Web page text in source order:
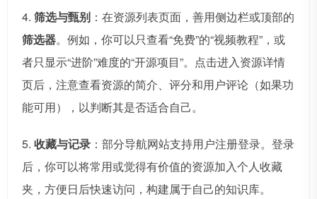
4. 筛选与甄别 ：在资源列表页面，善用侧边栏或顶部的
筛选器。例如，你可以只查看“免费”的“视频教程”，或
者只显示“进阶”难度的“开源项目”。点击进入资源详情
页后，注意查看资源的简介、评分和用户评论（如果功
能可用），以判断其是否适合自己。
5. 收藏与记录 ：部分导航网站支持用户注册登录。登录
后，你可以将常用或觉得有价值的资源加入个人收藏
夹，方便日后快速访问，构建属于自己的知识库。